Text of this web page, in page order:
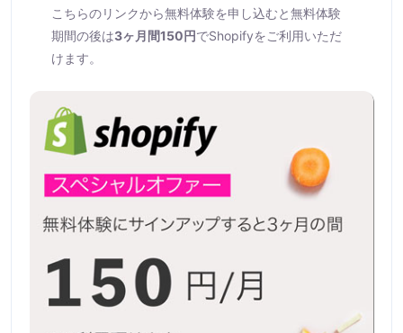
こちらのリンクから無料体験を申し込むと無料体験
期間の後は3ヶ月間150円でShopifyをご利用いただ
けます。